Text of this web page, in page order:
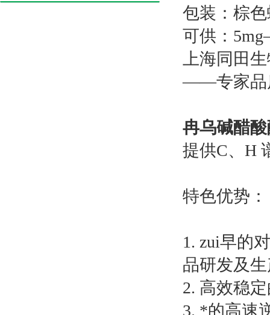
包装：棕
可供：
上海同田
——专家品
冉乌碱醋
提供C、H
特色优势：
1. zui早的
品研发及
2. 高效稳
3. *的高速